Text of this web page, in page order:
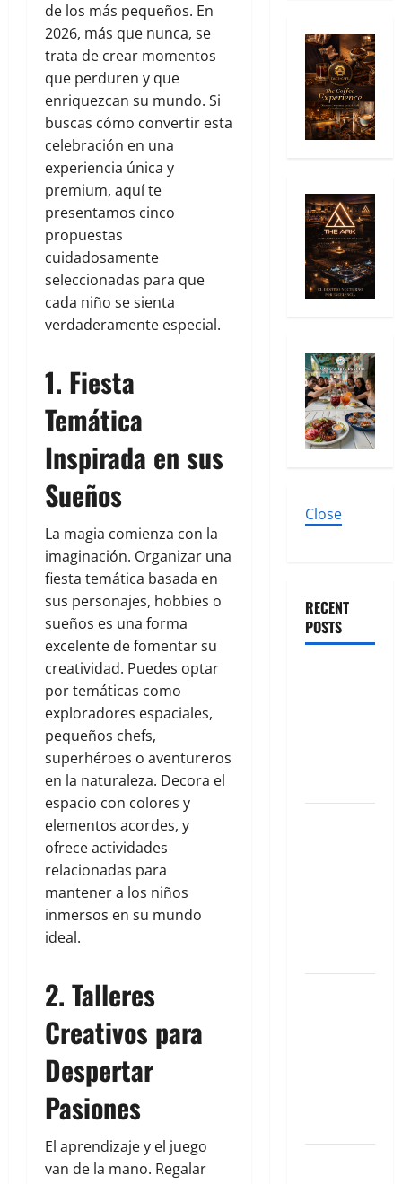
de los más pequeños. En
2026, más que nunca, se
trata de crear momentos
que perduren y que
enriquezcan su mundo. Si
buscas cómo convertir esta
celebración en una
experiencia única y
premium, aquí te
presentamos cinco
propuestas
cuidadosamente
seleccionadas para que
cada niño se sienta
verdaderamente especial.
1. Fiesta
Temática
Inspirada en sus
Sueños
La magia comienza con la
imaginación. Organizar una
fiesta temática basada en
sus personajes, hobbies o
sueños es una forma
excelente de fomentar su
creatividad. Puedes optar
por temáticas como
exploradores espaciales,
pequeños chefs,
superhéroes o aventureros
en la naturaleza. Decora el
espacio con colores y
elementos acordes, y
ofrece actividades
relacionadas para
mantener a los niños
inmersos en su mundo
ideal.
2. Talleres
Creativos para
Despertar
Pasiones
El aprendizaje y el juego
van de la mano. Regalar
Close
RECENT
POSTS